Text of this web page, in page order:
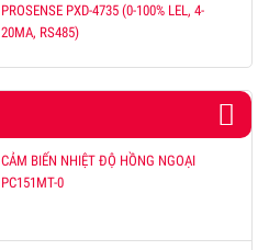
PROSENSE PXD-4735 (0-100% LEL, 4-
20MA, RS485)
CẢM BIẾN NHIỆT ĐỘ HỒNG NGOẠI
PC151MT-0